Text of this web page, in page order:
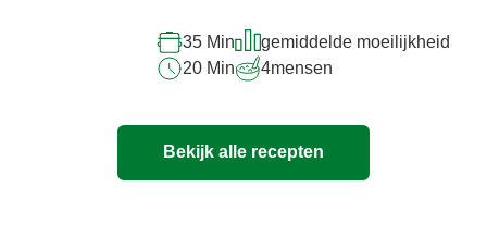
35 Min
gemiddelde moeilijkheid
20 Min
4mensen
Bekijk alle recepten